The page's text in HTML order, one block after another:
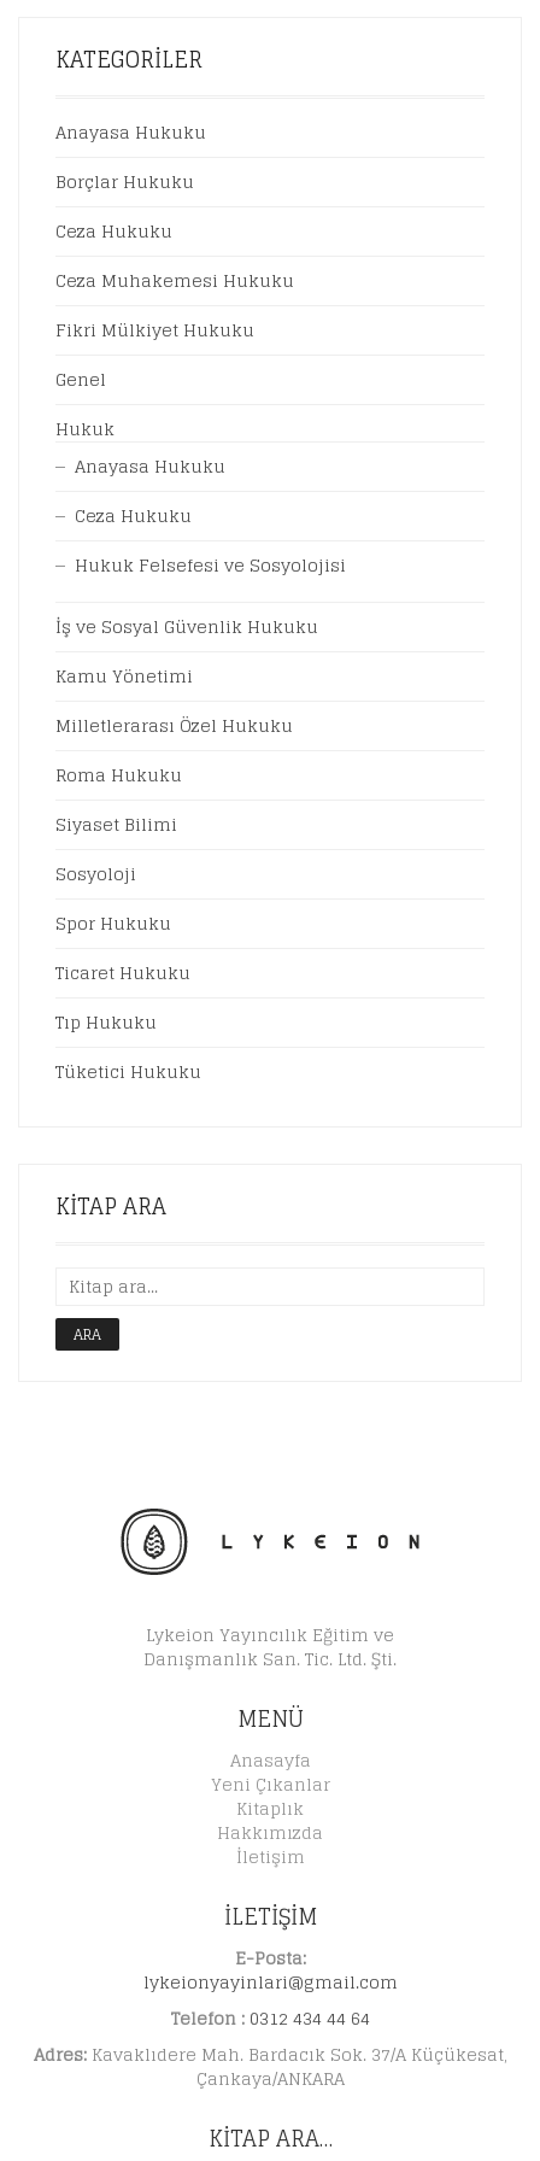
KATEGORILER
Anayasa Hukuku
Borçlar Hukuku
Ceza Hukuku
Ceza Muhakemesi Hukuku
Fikri Mülkiyet Hukuku
Genel
Hukuk
Anayasa Hukuku
Ceza Hukuku
Hukuk Felsefesi ve Sosyolojisi
İş ve Sosyal Güvenlik Hukuku
Kamu Yönetimi
Milletlerarası Özel Hukuku
Roma Hukuku
Siyaset Bilimi
Sosyoloji
Spor Hukuku
Ticaret Hukuku
Tıp Hukuku
Tüketici Hukuku
KITAP ARA
ARA
Lykeion Yayıncılık Eğitim ve
Danışmanlık San. Tic. Ltd. Şti.
MENÜ
Anasayfa
Yeni Çıkanlar
Kitaplık
Hakkımızda
İletişim
İLETİŞİM
E-Posta:
lykeionyayinlari@gmail.com
Telefon : 0312 434 44 64
Adres:Kavaklıdere Mah. Bardacık Sok. 37/A Küçükesat,
Çankaya/ANKARA
KITAP ARA…